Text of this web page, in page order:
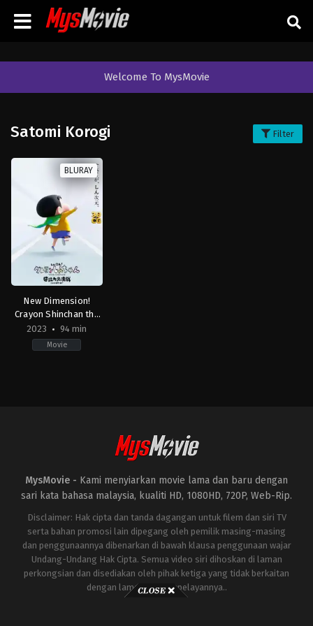
Welcome To MysMovie
Satomi Korogi Filter
BLURAY
New Dimension!
Crayon Shinchan the
Movie: Battle of
Supernatural Powers
~Flying Sushi~
2023 94 min
Movie
MysMovie - Kami menyiarkan movie lama dan baru dengan
sari kata bahasa malaysia, kualiti HD, 1080HD, 720P, Web-Rip.
Disclaimer: Hak cipta dan tanda dagangan untuk filem dan siri TV
serta bahan promosi lain dipegang oleh pemilik masing-masing
dan penggunaannya dibenarkan di bawah klausa penggunaan wajar
Undang-Undang Hak Cipta. Semua video siri dihoskan di laman
perkongsian dan disediakan oleh pihak ketiga yang tidak berkaitan
dengan laman ini atau pelayannya..